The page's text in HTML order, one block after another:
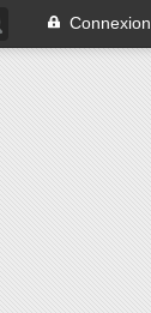
Connexion